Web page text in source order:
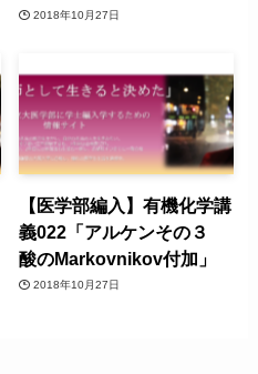
2018年10月27日
【医学部編入】有機化学講
義022「アルケンその３
酸のMarkovnikov付加」
2018年10月27日